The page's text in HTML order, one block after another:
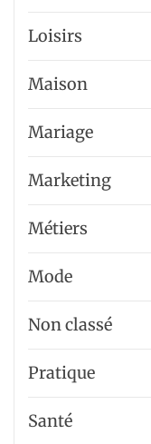
Loisirs
Maison
Mariage
Marketing
Métiers
Mode
Non classé
Pratique
Santé